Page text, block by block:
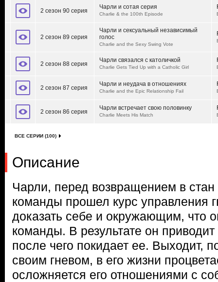
2 сезон 90 серия
Чарли и сотая серия
Charlie & the 100th Episode
2 сезон 89 серия
Чарли и сексуальный независимый
голос
Charlie and the Sexy Swing Vote
2 сезон 88 серия
Чарли связался с католичкой
Charlie Gets Tied Up with a Catholic Girl
2 сезон 87 серия
Чарли и неудача в отношениях
Charlie and the Epic Relationship Fail
2 сезон 86 серия
Чарли встречает свою половинку
Charlie Meets His Match
ВСЕ СЕРИИ (100)
Описание
Чарли, перед возвращением в
команды прошел курс управления
доказать себе и окружающим, что
команды. В результате он
после чего покидает ее. Выходит,
своим гневом, в его жизни
осложняется его отношениями с